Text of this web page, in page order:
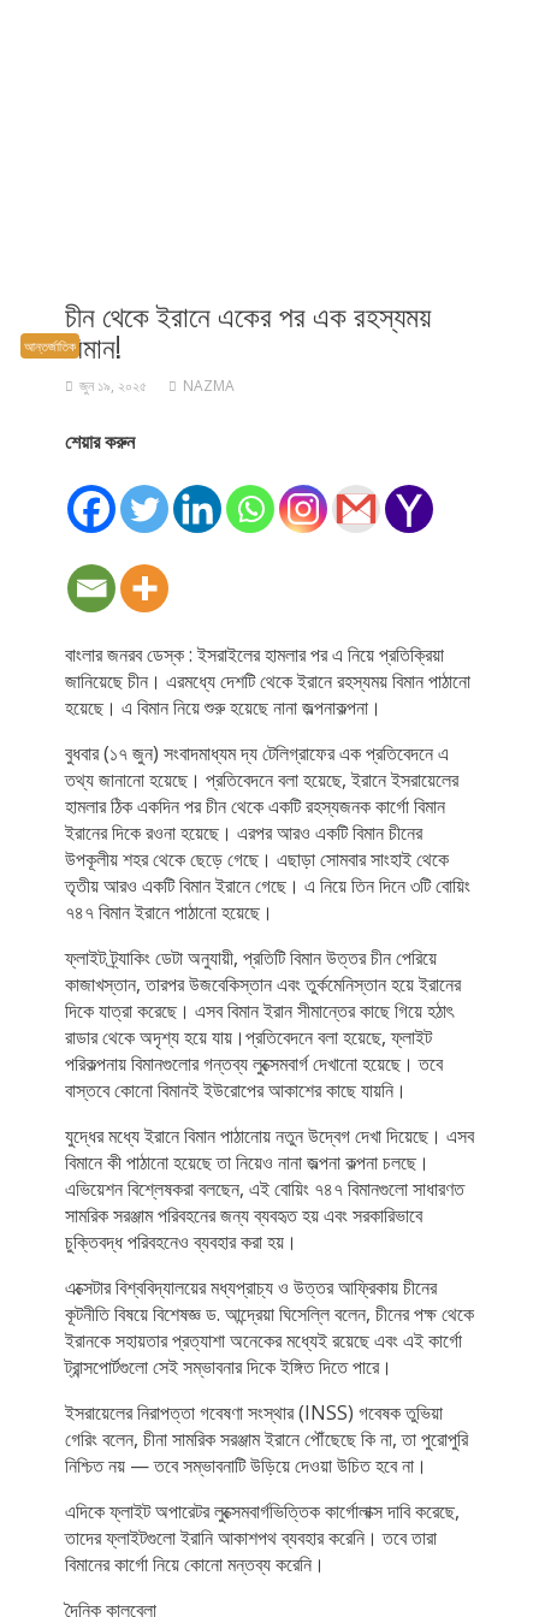
আন্তর্জাতিক
চীন থেকে ইরানে একের পর এক রহস্যময়
বিমান!
জুন ১৯, ২০২৫ NAZMA
শেয়ার করুন
বাংলার জনরব ডেস্ক : ইসরাইলের হামলার পর এ নিয়ে প্রতিক্রিয়া
জানিয়েছে চীন। এরমধ্যে দেশটি থেকে ইরানে রহস্যময় বিমান পাঠানো
হয়েছে। এ বিমান নিয়ে শুরু হয়েছে নানা জল্পনাকল্পনা।
বুধবার (১৭ জুন) সংবাদমাধ্যম দ্য টেলিগ্রাফের এক প্রতিবেদনে এ
তথ্য জানানো হয়েছে। প্রতিবেদনে বলা হয়েছে, ইরানে ইসরায়েলের
হামলার ঠিক একদিন পর চীন থেকে একটি রহস্যজনক কার্গো বিমান
ইরানের দিকে রওনা হয়েছে। এরপর আরও একটি বিমান চীনের
উপকূলীয় শহর থেকে ছেড়ে গেছে। এছাড়া সোমবার সাংহাই থেকে
তৃতীয় আরও একটি বিমান ইরানে গেছে। এ নিয়ে তিন দিনে ৩টি বোয়িং
৭৪৭ বিমান ইরানে পাঠানো হয়েছে।
ফ্লাইট ট্র্যাকিং ডেটা অনুযায়ী, প্রতিটি বিমান উত্তর চীন পেরিয়ে
কাজাখস্তান, তারপর উজবেকিস্তান এবং তুর্কমেনিস্তান হয়ে ইরানের
দিকে যাত্রা করেছে। এসব বিমান ইরান সীমান্তের কাছে গিয়ে হঠাৎ
রাডার থেকে অদৃশ্য হয়ে যায়।প্রতিবেদনে বলা হয়েছে, ফ্লাইট
পরিকল্পনায় বিমানগুলোর গন্তব্য লুক্সেমবার্গ দেখানো হয়েছে। তবে
বাস্তবে কোনো বিমানই ইউরোপের আকাশের কাছে যায়নি।
যুদ্ধের মধ্যে ইরানে বিমান পাঠানোয় নতুন উদ্বেগ দেখা দিয়েছে। এসব
বিমানে কী পাঠানো হয়েছে তা নিয়েও নানা জল্পনা কল্পনা চলছে।
এভিয়েশন বিশ্লেষকরা বলছেন, এই বোয়িং ৭৪৭ বিমানগুলো সাধারণত
সামরিক সরঞ্জাম পরিবহনের জন্য ব্যবহৃত হয় এবং সরকারিভাবে
চুক্তিবদ্ধ পরিবহনেও ব্যবহার করা হয়।
এক্সেটার বিশ্ববিদ্যালয়ের মধ্যপ্রাচ্য ও উত্তর আফ্রিকায় চীনের
কূটনীতি বিষয়ে বিশেষজ্ঞ ড. আন্দ্রেয়া ঘিসেল্লি বলেন, চীনের পক্ষ থেকে
ইরানকে সহায়তার প্রত্যাশা অনেকের মধ্যেই রয়েছে এবং এই কার্গো
ট্রান্সপোর্টগুলো সেই সম্ভাবনার দিকে ইঙ্গিত দিতে পারে।
ইসরায়েলের নিরাপত্তা গবেষণা সংস্থার (INSS) গবেষক তুভিয়া
গেরিং বলেন, চীনা সামরিক সরঞ্জাম ইরানে পৌঁছেছে কি না, তা পুরোপুরি
নিশ্চিত নয় — তবে সম্ভাবনাটি উড়িয়ে দেওয়া উচিত হবে না।
এদিকে ফ্লাইট অপারেটর লুক্সেমবার্গভিত্তিক কার্গোলাক্স দাবি করেছে,
তাদের ফ্লাইটগুলো ইরানি আকাশপথ ব্যবহার করেনি। তবে তারা
বিমানের কার্গো নিয়ে কোনো মন্তব্য করেনি।
দৈনিক কালবেলা